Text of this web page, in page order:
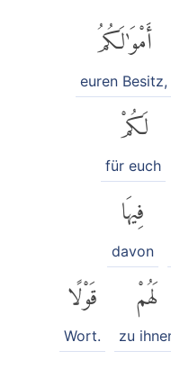
أَمْوَٰلَكُمُ
euren Besitz,
لَكُمْ
für euch
فِيهَا
davon
لَهُمْ
zu
قَوْلًا
Wort.